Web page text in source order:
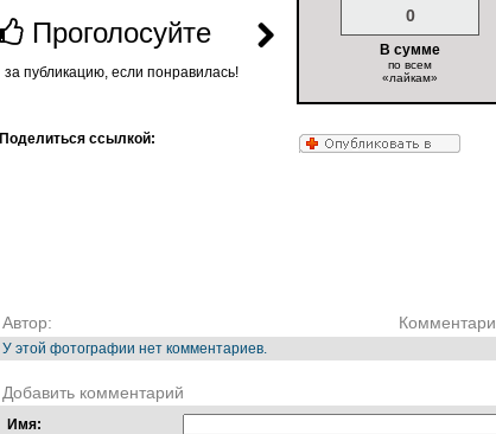
Проголосуйте
за публикацию, если понравилась!
0
В сумме
по всем
«лайкам»
Поделиться ссылкой:
Автор:
У этой фотографии нет комментариев.
Добавить комментарий
Имя: